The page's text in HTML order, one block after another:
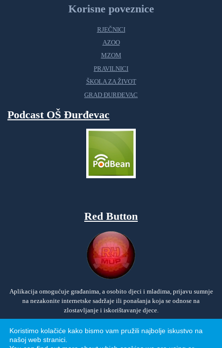
Korisne poveznice
RJEČNICI
AZOO
MZOM
PRAVILNICI
ŠKOLA ZA ŽIVOT
GRAD ĐURĐEVAC
Podcast OŠ Đurđevac
Red Button
Aplikacija omogućuje građanima, a osobito djeci i mladima, prijavu sumnje
na nezakonite internetske sadržaje ili ponašanja koja se odnose na
zlostavljanje i iskorištavanje djece.
Koristimo kolačiće kako bismo vam pružili najbolje iskustvo na
našoj web stranici.